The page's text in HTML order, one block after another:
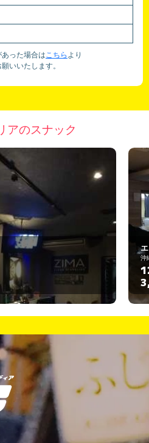
った場合はこちら より
いいたします。
アのスナック
レス
地1-15-5
飲み放題
円(税込)